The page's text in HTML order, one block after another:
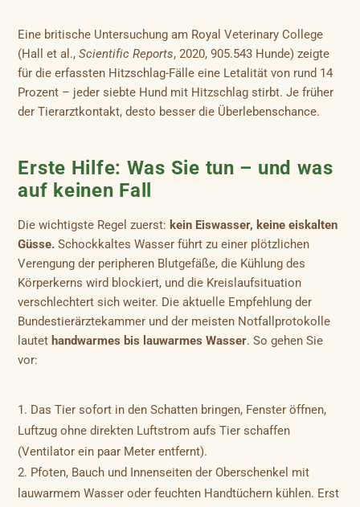
Eine britische Untersuchung am Royal Veterinary College
(Hall et al.,Scientific Reports, 2020, 905.543 Hunde) zeigte
für die erfassten Hitzschlag-Fälle eine Letalität von rund 14
Prozent – jeder siebte Hund mit Hitzschlag stirbt. Je früher
der Tierarztkontakt, desto besser die Überlebenschance.
Erste Hilfe: Was Sie tun – und was
auf keinen Fall
Die wichtigste Regel zuerst: kein Eiswasser, keine eiskalten
Güsse. Schockkaltes Wasser führt zu einer plötzlichen
Verengung der peripheren Blutgefäße, die Kühlung des
Körperkerns wird blockiert, und die Kreislaufsituation
verschlechtert sich weiter. Die aktuelle Empfehlung der
Bundestierärztekammer und der meisten Notfallprotokolle
lautet handwarmes bis lauwarmes Wasser. So gehen Sie
vor:
Das Tier sofort in den Schatten bringen, Fenster öffnen,
Luftzug ohne direkten Luftstrom aufs Tier schaffen
(Ventilator ein paar Meter entfernt).
Pfoten, Bauch und Innenseiten der Oberschenkel mit
lauwarmem Wasser oder feuchten Handtüchern kühlen. Erst